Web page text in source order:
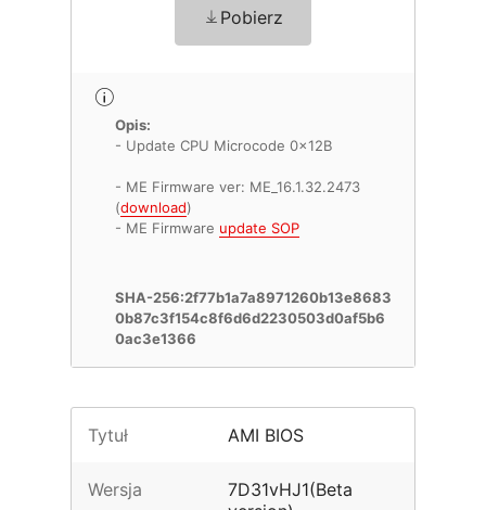
Pobierz
Opis:
- Update CPU Microcode 0x12B
- ME Firmware ver: ME_16.1.32.2473
(download)
- ME Firmware update SOP
SHA-256:2f77b1a7a8971260b13e8683
0b87c3f154c8f6d6d2230503d0af5b6
0ac3e1366
Tytuł AMI BIOS
Wersja
7D31vHJ1(Beta